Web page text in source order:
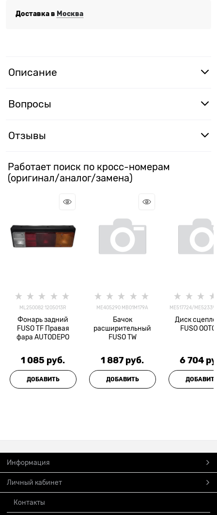
Доставка в Москва
Описание
Вопросы
Отзывы
Работает поиск по кросс-номерам
(оригинал/аналог/замена)
ML250082 1205013R
Фонарь задний
FUSO TF Правая
фара AUTODEPO
1 085 руб.
ДОБАВИТЬ
ME405290 MB01M179A
Бачок
расширительный
FUSO TW
1 887 руб.
ДОБАВИТЬ
ME517724/
Диск
FUSO
6 704
Информация
Личный кабинет
Контакты